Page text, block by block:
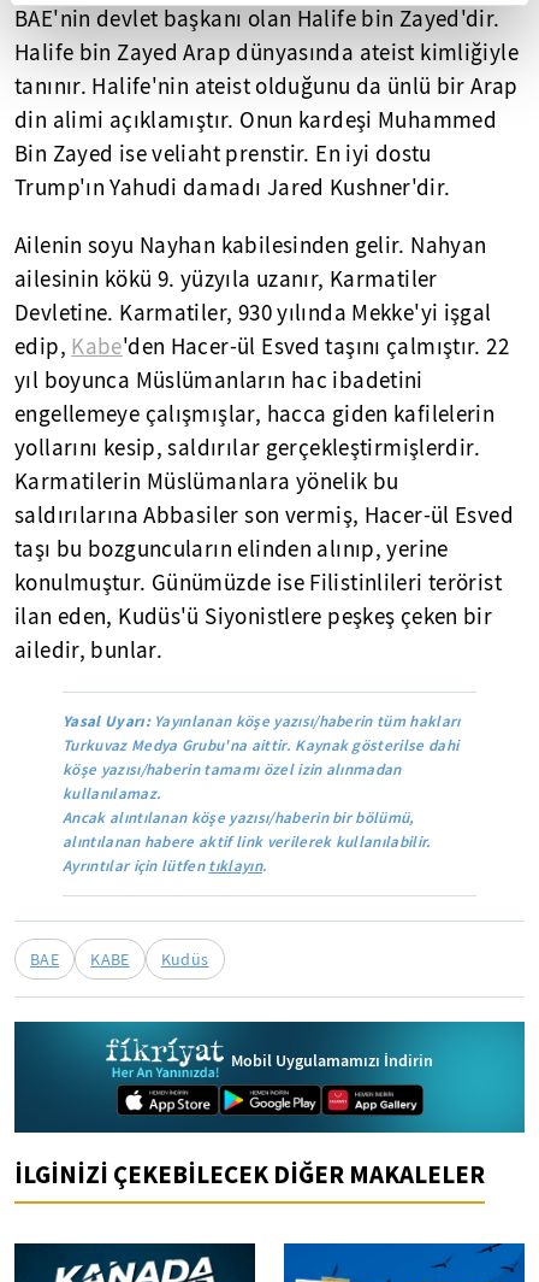
BAE'nin devlet başkanı olan Halife bin Zayed'dir.
Halife bin Zayed Arap dünyasında ateist kimliğiyle
tanınır. Halife'nin ateist olduğunu da ünlü bir Arap
din alimi açıklamıştır. Onun kardeşi Muhammed
Bin Zayed ise veliaht prenstir. En iyi dostu
Trump'ın Yahudi damadı Jared Kushner'dir.
Ailenin soyu Nayhan kabilesinden gelir. Nahyan
ailesinin kökü 9. yüzyıla uzanır, Karmatiler
Devletine. Karmatiler, 930 yılında Mekke'yi işgal
edip, Kabe'den Hacer-ül Esved taşını çalmıştır. 22
yıl boyunca Müslümanların hac ibadetini
engellemeye çalışmışlar, hacca giden kafilelerin
yollarını kesip, saldırılar gerçekleştirmişlerdir.
Karmatilerin Müslümanlara yönelik bu
saldırılarına Abbasiler son vermiş, Hacer-ül Esved
taşı bu bozguncuların elinden alınıp, yerine
konulmuştur. Günümüzde ise Filistinlileri terörist
ilan eden, Kudüs'ü Siyonistlere peşkeş çeken bir
ailedir, bunlar.
Yasal Uyarı:Yayınlanan köşe yazısı/haberin tüm hakları
Turkuvaz Medya Grubu'na aittir. Kaynak gösterilse dahi
köşe yazısı/haberin tamamı özel izin alınmadan
kullanılamaz.
Ancak alıntılanan köşe yazısı/haberin bir bölümü,
alıntılanan habere aktif link verilerek kullanılabilir.
Ayrıntılar için lütfentıklayın.
BAE KABE Kudüs
Mobil Uygulamamızı İndirin
İLGİNİZİ ÇEKEBİLECEK DİĞER MAKALELER